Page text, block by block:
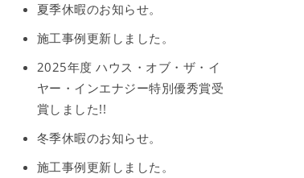
夏季休暇のお知らせ。
施工事例更新しました。
2025年度 ハウス・オブ・ザ・イ
ヤー・インエナジー特別優秀賞受
賞しました!!
冬季休暇のお知らせ。
施工事例更新しました。